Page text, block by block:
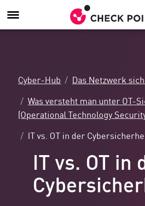
Navigation
umschalten
Cyber-Hub
Das Netzwerk
Was versteht man unter OT-
(Operational Technology
IT vs. OT in der
IT vs. OT in